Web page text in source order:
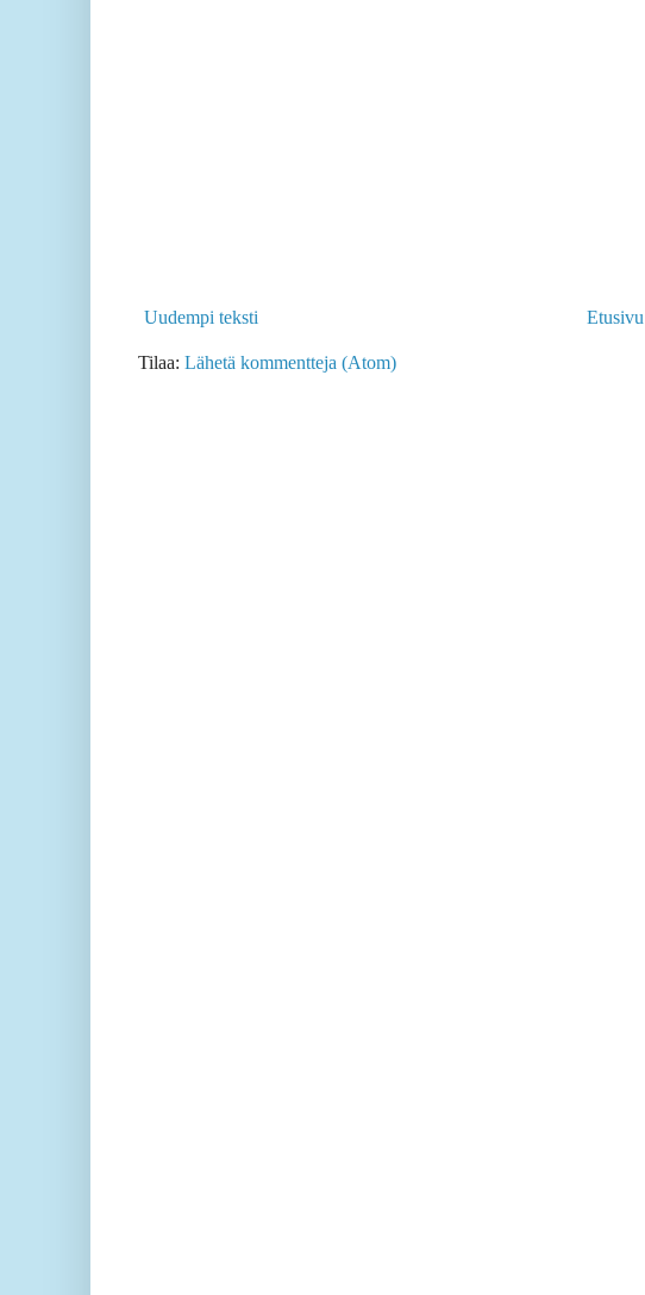
Uudempi teksti Etusivu
Tilaa: Lähetä kommentteja (Atom)